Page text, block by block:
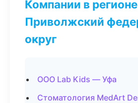
Компании в
Приволжский
округ
ООО Lab Kids — Уфа
Стоматология MedArt